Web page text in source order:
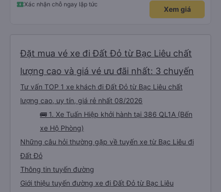
Xác nhận chỗ ngay lập tức
Xem giá
Đặt mua vé xe đi Đất Đỏ từ Bạc Liêu chất
lượng cao và giá vé ưu đãi nhất: 3 chuyến
Tư vấn TOP 1 xe khách đi Đất Đỏ từ Bạc Liêu chất
lượng cao, uy tín, giá rẻ nhất 08/2026
🚌 1. Xe Tuấn Hiệp khởi hành tại 386 QL1A (Bến
xe Hộ Phòng)
Những câu hỏi thường gặp về tuyến xe từ Bạc Liêu đi
Đất Đỏ
Thông tin tuyến đường
Giới thiệu tuyến đường xe đi Đất Đỏ từ Bạc Liêu